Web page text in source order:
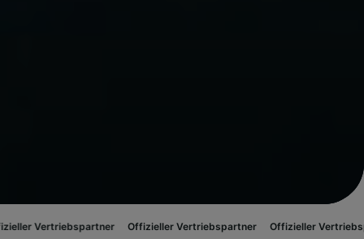
Offizieller Vertriebspartner Offizieller Vertriebspartner